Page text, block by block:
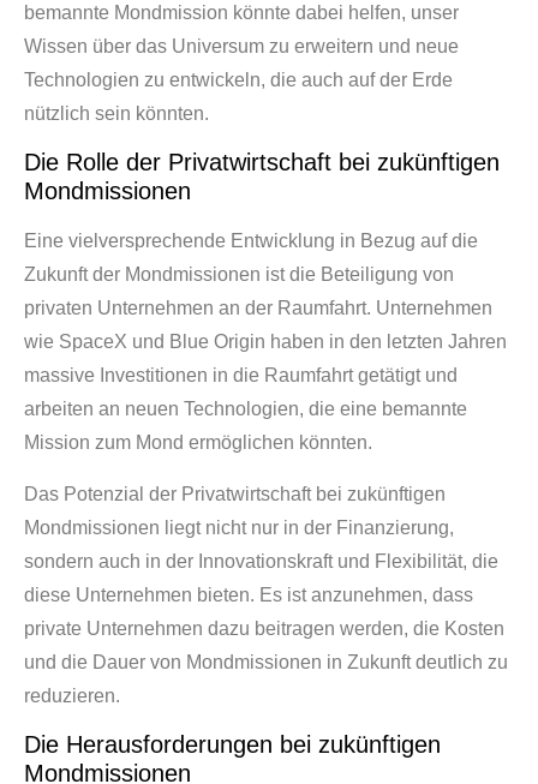
bemannte Mondmission könnte dabei helfen, unser
Wissen über das Universum zu erweitern und neue
Technologien zu entwickeln, die auch auf der Erde
nützlich sein könnten.
Die Rolle der Privatwirtschaft bei zukünftigen
Mondmissionen
Eine vielversprechende Entwicklung in Bezug auf die
Zukunft der Mondmissionen ist die Beteiligung von
privaten Unternehmen an der Raumfahrt. Unternehmen
wie SpaceX und Blue Origin haben in den letzten Jahren
massive Investitionen in die Raumfahrt getätigt und
arbeiten an neuen Technologien, die eine bemannte
Mission zum Mond ermöglichen könnten.
Das Potenzial der Privatwirtschaft bei zukünftigen
Mondmissionen liegt nicht nur in der Finanzierung,
sondern auch in der Innovationskraft und Flexibilität, die
diese Unternehmen bieten. Es ist anzunehmen, dass
private Unternehmen dazu beitragen werden, die Kosten
und die Dauer von Mondmissionen in Zukunft deutlich zu
reduzieren.
Die Herausforderungen bei zukünftigen
Mondmissionen